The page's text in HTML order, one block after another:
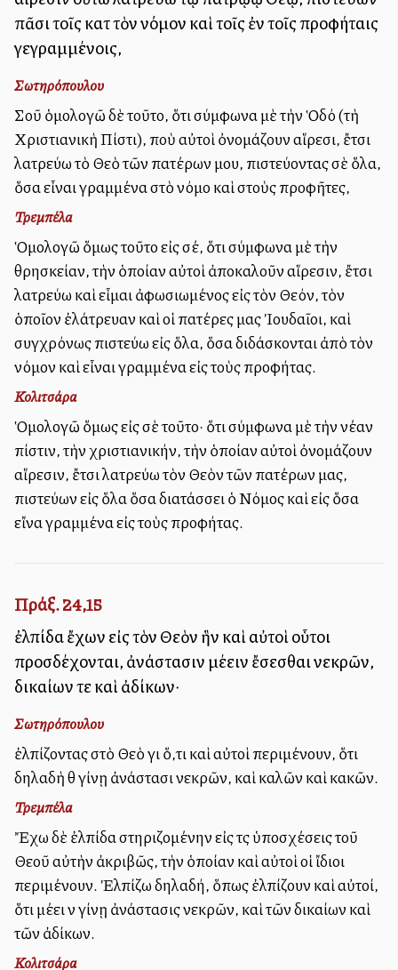
πᾶσι τοῖς κατὰ τὸν νόμον καὶ τοῖς ἐν τοῖς προφήταις
γεγραμμένοις,
Σωτηρόπουλου
Σοῦ ὁμολογῶ δὲ τοῦτο, ὅτι σύμφωνα μὲ τὴν Ὁδό (τὴ
Χριστιανικὴ Πίστι), ποὺ αὐτοὶ ὀνομάζουν αἵρεσι, ἔτσι
λατρεύω τὸ Θεὸ τῶν πατέρων μου, πιστεύοντας σὲ ὅλα,
ὅσα εἶναι γραμμένα στὸ νόμο καὶ στοὺς προφῆτες,
Τρεμπέλα
Ὁμολογῶ ὅμως τοῦτο εἰς σέ, ὅτι σύμφωνα μὲ τὴν
θρησκείαν, τὴν ὁποίαν αὐτοὶ ἀποκαλοῦν αἵρεσιν, ἔτσι
λατρεύω καὶ εἶμαι ἀφωσιωμένος εἰς τὸν Θεόν, τὸν
ὁποῖον ἐλάτρευαν καὶ οἱ πατέρες μας Ἰουδαῖοι, καὶ
συγχρόνως πιστεύω εἰς ὅλα, ὅσα διδάσκονται ἀπὸ τὸν
νόμον καὶ εἶναι γραμμένα εἰς τοὺς προφήτας.
Κολιτσάρα
Ὁμολογῶ ὅμως εἰς σὲ τοῦτο· ὅτι σύμφωνα μὲ τὴν νέαν
πίστιν, τὴν χριστιανικήν, τὴν ὁποίαν αὐτοὶ ὀνομάζουν
αἵρεσιν, ἔτσι λατρεύω τὸν Θεὸν τῶν πατέρων μας,
πιστεύων εἰς ὅλα ὅσα διατάσσει ὁ Νόμος καὶ εἰς ὅσα
εἴνα γραμμένα εἰς τοὺς προφήτας.
Πράξ. 24,15
ἐλπίδα ἔχων εἰς τὸν Θεὸν ἣν καὶ αὐτοὶ οὗτοι
προσδέχονται, ἀνάστασιν μέλλειν ἔσεσθαι νεκρῶν,
δικαίων τε καὶ ἀδίκων·
Σωτηρόπουλου
ἐλπίζοντας στὸ Θεὸ γιὰ ὅ,τι καὶ αὐτοὶ περιμένουν, ὅτι
δηλαδὴ θὰ γίνῃ ἀνάστασι νεκρῶν, καὶ καλῶν καὶ κακῶν.
Τρεμπέλα
Ἔχω δὲ ἐλπίδα στηριζομένην εἰς τὰς ὑποσχέσεις τοῦ
Θεοῦ αὐτὴν ἀκριβῶς, τὴν ὁποίαν καὶ αὐτοὶ οἱ ἴδιοι
περιμένουν. Ἐλπίζω δηλαδή, ὅπως ἐλπίζουν καὶ αὐτοί,
ὅτι μέλλει νὰ γίνῃ ἀνάστασις νεκρῶν, καὶ τῶν δικαίων καὶ
τῶν ἀδίκων.
Κολιτσάρα